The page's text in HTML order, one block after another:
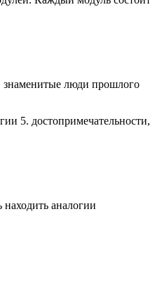
знаменитые люди прошлого
5. достопримечательности,
аналогии